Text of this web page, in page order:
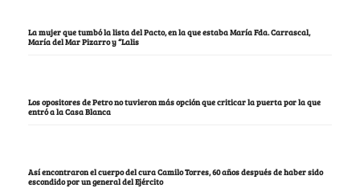
La mujer que tumbó la lista del Pacto, en la que estaba María Fda. Carrascal,
María del Mar Pizarro y “Lalis
Los opositores de Petro no tuvieron más opción que criticar la puerta por la que
entró a la Casa Blanca
Así encontraron el cuerpo del cura Camilo Torres, 60 años después de haber sido
escondido por un general del Ejército